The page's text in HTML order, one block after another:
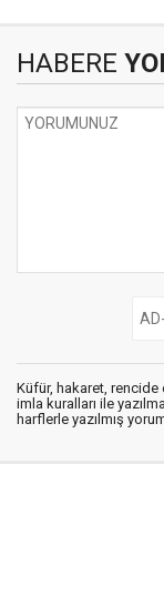
HABERE
Küfür, hakaret, rencide
imla kuralları ile
harflerle yazılmış